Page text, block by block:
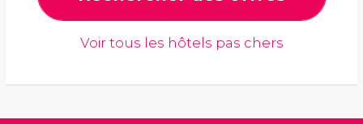
Voir tous les hôtels pas chers